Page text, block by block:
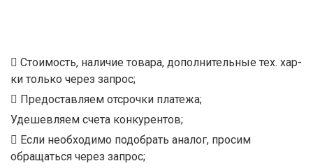
Стоимость, наличие товара, дополнительные тех. хар-
ки только через запрос;
Предоставляем отсрочки платежа;
Удешевляем счета конкурентов;
Если необходимо подобрать аналог, просим
обращаться через запрос;